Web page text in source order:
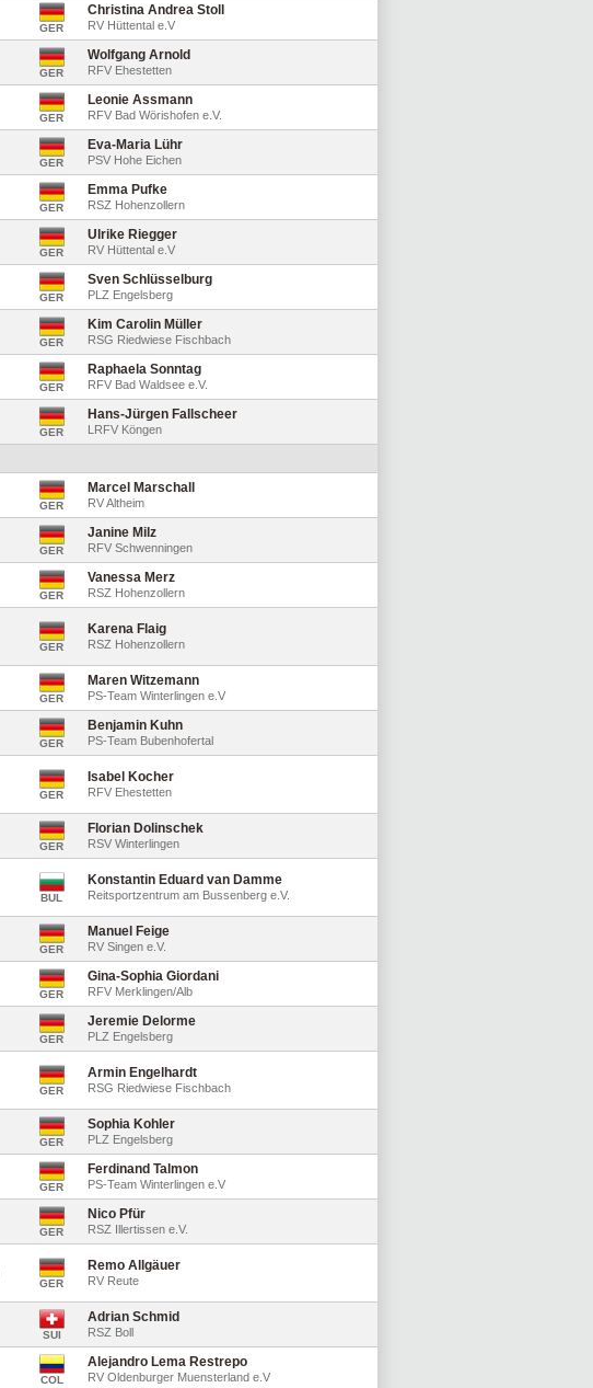
GER
Christina Andrea Stoll
RV Hüttental e.V
GER
Wolfgang Arnold
RFV Ehestetten
GER
Leonie Assmann
RFV Bad Wörishofen e.V.
GER
Eva-Maria Lühr
PSV Hohe Eichen
GER
Emma Pufke
RSZ Hohenzollern
GER
Ulrike Riegger
RV Hüttental e.V
GER
Sven Schlüsselburg
PLZ Engelsberg
GER
Kim Carolin Müller
RSG Riedwiese Fischbach
GER
Raphaela Sonntag
RFV Bad Waldsee e.V.
GER
Hans-Jürgen Fallscheer
LRFV Köngen
GER
Marcel Marschall
RV Altheim
GER
Janine Milz
RFV Schwenningen
GER
Vanessa Merz
RSZ Hohenzollern
GER
Karena Flaig
RSZ Hohenzollern
GER
Maren Witzemann
PS-Team Winterlingen e.V
GER
Benjamin Kuhn
PS-Team Bubenhofertal
GER
Isabel Kocher
RFV Ehestetten
GER
Florian Dolinschek
RSV Winterlingen
BUL
Konstantin Eduard van Damme
Reitsportzentrum am Bussenberg e.V.
GER
Manuel Feige
RV Singen e.V.
GER
Gina-Sophia Giordani
RFV Merklingen/Alb
GER
Jeremie Delorme
PLZ Engelsberg
GER
Armin Engelhardt
RSG Riedwiese Fischbach
GER
Sophia Kohler
PLZ Engelsberg
GER
Ferdinand Talmon
PS-Team Winterlingen e.V
GER
Nico Pfür
RSZ Illertissen e.V.
GER
Remo Allgäuer
RV Reute
SUI
Adrian Schmid
RSZ Boll
COL
Alejandro Lema Restrepo
RV Oldenburger Muensterland e.V